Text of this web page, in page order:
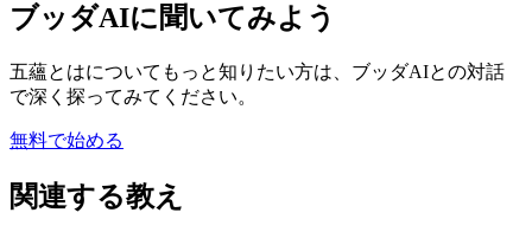
ブッダAIに聞いてみよう
五蘊とはについてもっと知りたい方は、ブッダAIとの対話
で深く探ってみてください。
無料で始める
関連する教え